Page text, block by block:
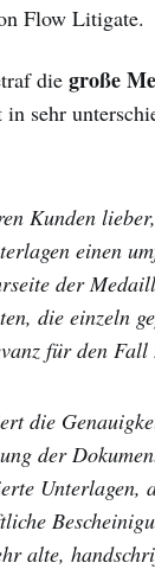
Flow Litigate.
die große
sehr
Kunden
einen
der
die einzeln
für den
die
der
Unterlagen,
alte,